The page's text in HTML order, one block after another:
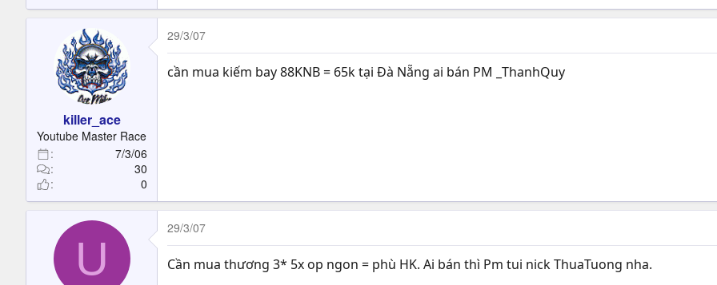
killer_ace
Youtube Master Race
7/3/06
30
0
29/3/07
cần mua kiếm bay 88KNB = 65k tại Đà Nẵng ai bán PM _ThanhQuy
U
29/3/07
Cần mua thương 3* 5x op ngon = phù HK. Ai bán thì Pm tui nick ThuaTuong nha.